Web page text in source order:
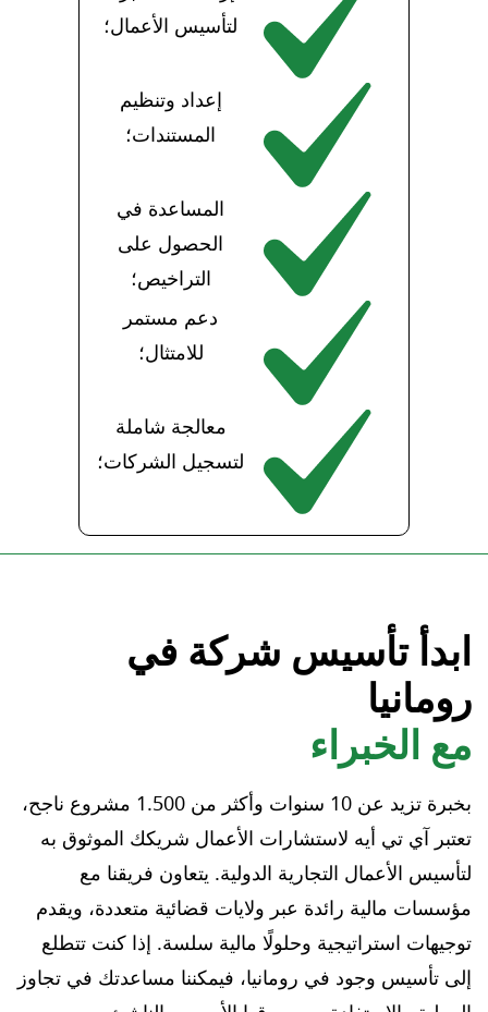
لتأسيس الأعمال؛
إعداد وتنظيم
المستندات؛
المساعدة في
الحصول على
التراخيص؛
دعم مستمر
للامتثال؛
معالجة شاملة
لتسجيل الشركات؛
ابدأ تأسيس شركة في
رومانيا
مع الخبراء
بخبرة تزيد عن 10 سنوات وأكثر من 1.500 مشروع ناجح،
تعتبر آي تي أيه لاستشارات الأعمال شريكك الموثوق به
لتأسيس الأعمال التجارية الدولية. يتعاون فريقنا مع
مؤسسات مالية رائدة عبر ولايات قضائية متعددة، ويقدم
توجيهات استراتيجية وحلولًا مالية سلسة. إذا كنت تتطلع
إلى تأسيس وجود في رومانيا، فيمكننا مساعدتك في تجاوز